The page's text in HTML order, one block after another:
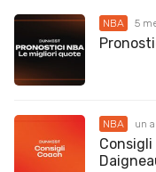
NBA 5
NBA un
Consigli